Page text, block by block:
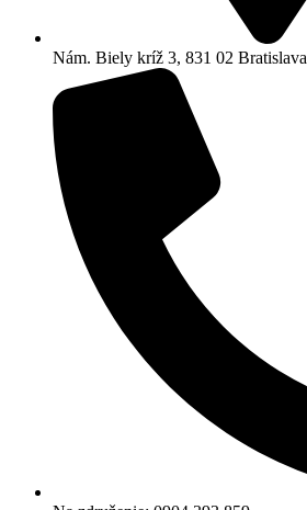
Nám. Biely kríž 3, 831 02 Bratislava